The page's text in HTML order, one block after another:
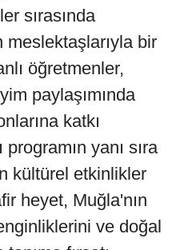
sırasında
bir
öğretmenler,
paylaşımında
katkı
yanı sıra
kültürel etkinlikler
heyet, Muğla'nın
ve doğal